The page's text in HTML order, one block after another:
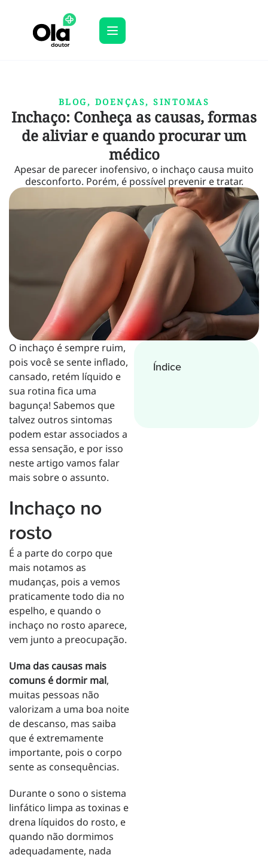
BLOG, DOENÇAS,SINTOMAS
Inchaço: Conheça as causas, formas
de aliviar e quando procurar um
médico
Apesar de parecer inofensivo, o inchaço causa muito
desconforto. Porém, é possível prevenir e tratar.
O inchaço é sempre ruim,
pois você se sente inflado,
cansado, retém líquido e
sua rotina fica uma
bagunça! Sabemos que
talvez outros sintomas
podem estar associados a
essa sensação, e por isso
neste artigo vamos falar
mais sobre o assunto.
Inchaço no
rosto
É a parte do corpo que
mais notamos as
mudanças, pois a vemos
praticamente todo dia no
espelho, e quando o
inchaço no rosto aparece,
vem junto a preocupação.
Uma das causas mais
comuns é dormir mal,
muitas pessoas não
valorizam a uma boa noite
de descanso, mas saiba
que é extremamente
importante, pois o corpo
sente as consequências.
Durante o sono o sistema
linfático limpa as toxinas e
drena líquidos do rosto, e
quando não dormimos
adequadamente, nada
Índice